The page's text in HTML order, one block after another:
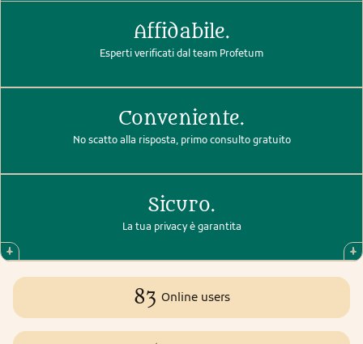
Affidabile.
Esperti verificati dal team Profetum
Conveniente.
No scatto alla risposta, primo consulto gratuito
Sicuro.
La tua privacy è garantita
83 Online users